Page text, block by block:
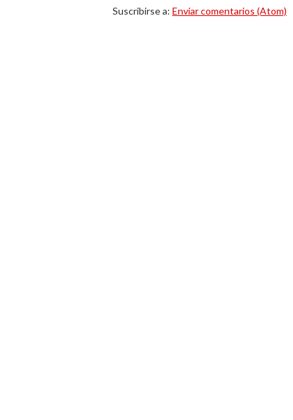
Suscribirse a: Enviar comentarios (Atom)